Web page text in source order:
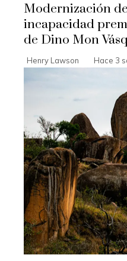
Modernización
incapacidad
de Dino Mon
Henry Lawson Hace 3